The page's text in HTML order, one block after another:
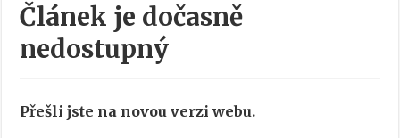
Článek je dočasně
nedostupný
Přešli jste na novou verzi webu.